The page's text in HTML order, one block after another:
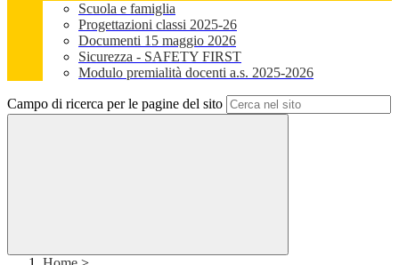
Scuola e famiglia
Progettazioni classi 2025-26
Documenti 15 maggio 2026
Sicurezza - SAFETY FIRST
Modulo premialità docenti a.s. 2025-2026
Campo di ricerca per le pagine del sito